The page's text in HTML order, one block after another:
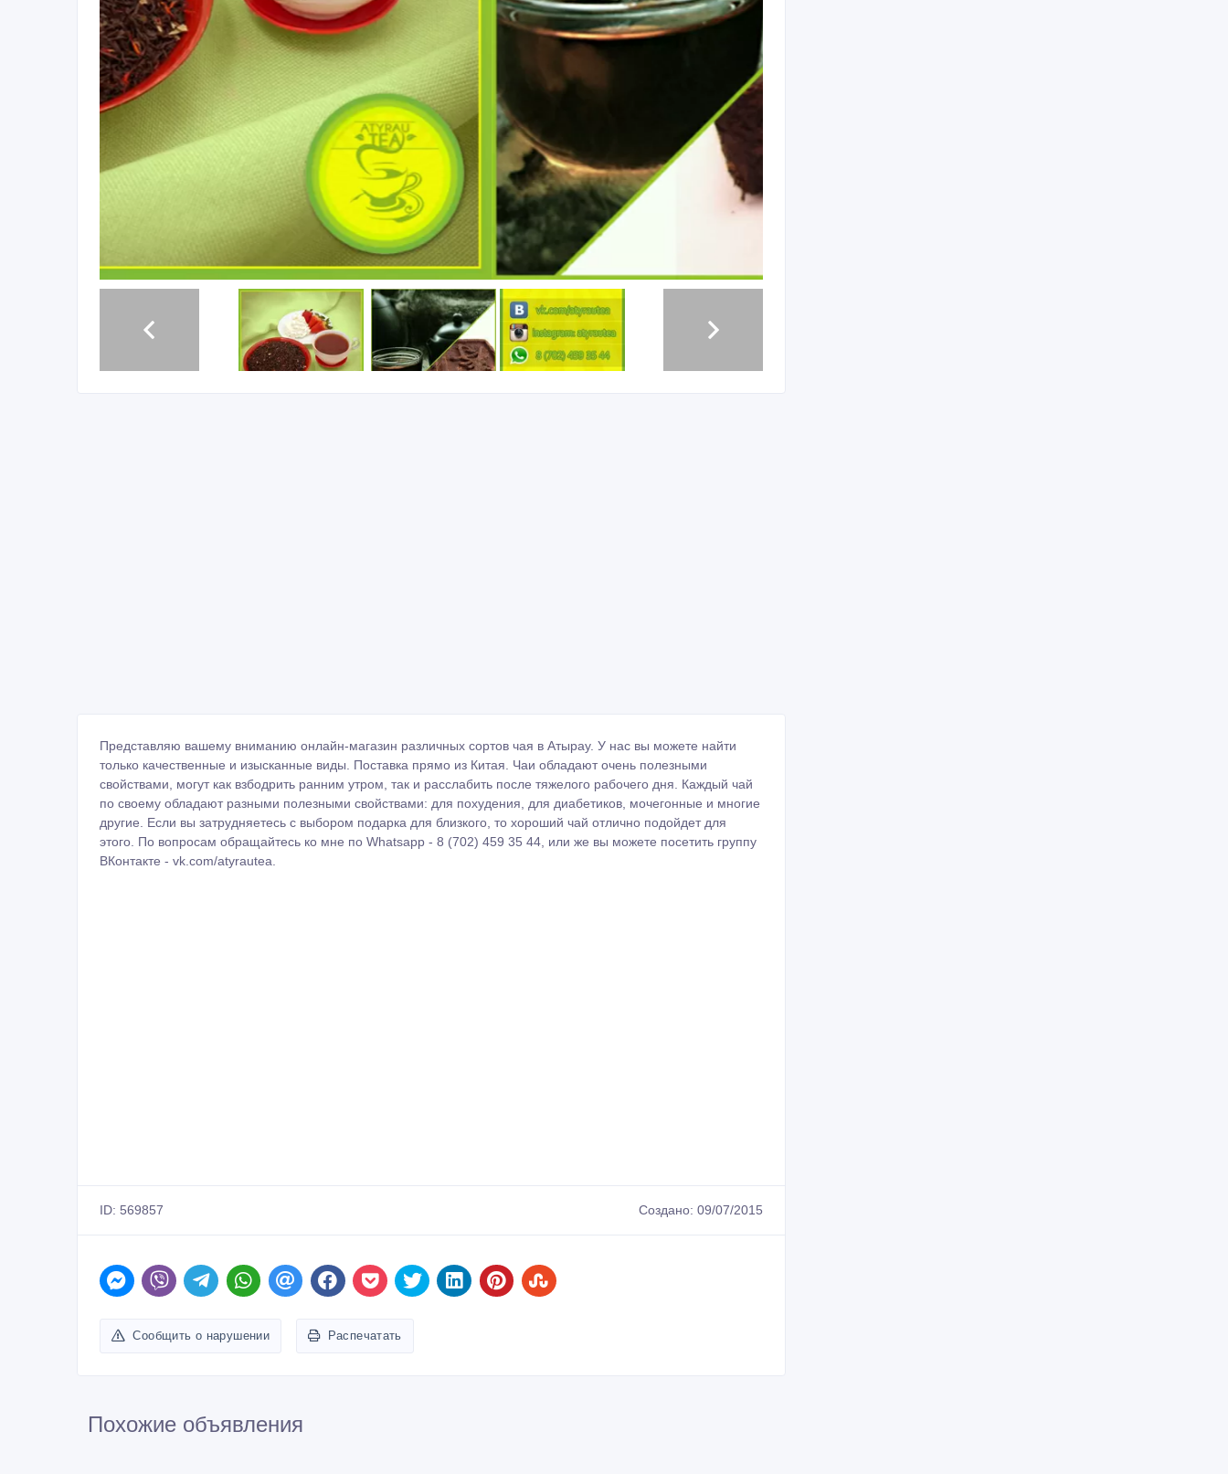
Представляю вашему вниманию онлайн-магазин различных сортов чая в Атырау. У нас вы можете найти
только качественные и изысканные виды. Поставка прямо из Китая. Чаи обладают очень полезными
свойствами, могут как взбодрить ранним утром, так и расслабить после тяжелого рабочего дня. Каждый чай
по своему обладают разными полезными свойствами: для похудения, для диабетиков, мочегонные и многие
другие. Если вы затрудняетесь с выбором подарка для близкого, то хороший чай отлично подойдет для
этого. По вопросам обращайтесь ко мне по Whatsapp - 8 (702) 459 35 44, или же вы можете посетить группу
ВКонтакте - vk.com/atyrautea.
ID: 569857 Создано: 09/07/2015
Сообщить о нарушении Распечатать
Похожие объявления